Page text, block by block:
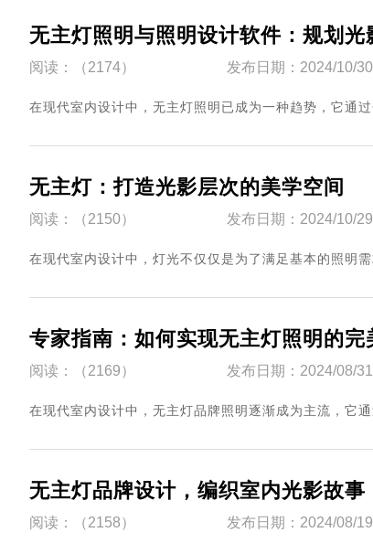
无主灯照明与照明设计软件：规划光
阅读：（2174） 发布日期：2024/10/
在现代室内设计中，无主灯照明已成为一种趋势，它通
无主灯：打造光影层次的美学空间
阅读：（2150） 发布日期：2024/10/
在现代室内设计中，灯光不仅仅是为了满足基本的照明
专家指南：如何实现无主灯照明的完
阅读：（2169） 发布日期：2024/08/
在现代室内设计中，无主灯品牌照明逐渐成为主流，它
无主灯品牌设计，编织室内光影故事
阅读：（2158） 发布日期：2024/08/